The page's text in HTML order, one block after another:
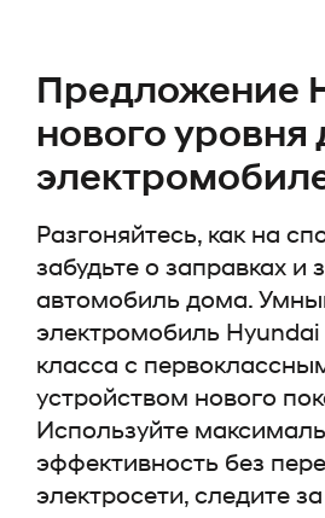
Предложение
нового уровня
Разгоняйтесь, как на
забудьте о заправках и
автомобиль дома.
электромобиль
класса с
устройством нового
Используйте
эффективность без
электросети, следите